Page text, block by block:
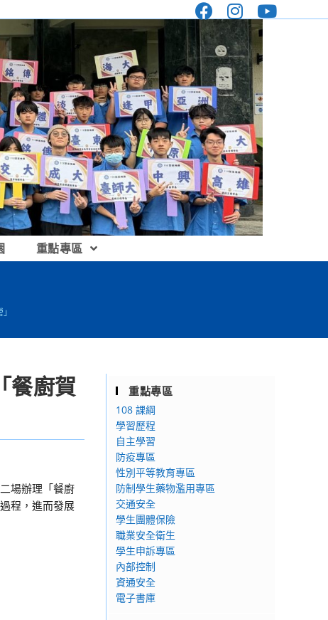
重點專區
餐廚賀
場辦理「餐廚
程，進而發展
重點專區
108 課綱
學習歷程
自主學習
防疫專區
性別平等教育專區
防制學生藥物濫用專區
交通安全
學生團體保險
職業安全衛生
學生申訴專區
內部控制
資通安全
電子書庫